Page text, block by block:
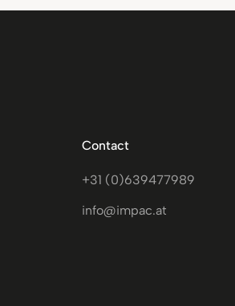
Contact
+31 (0)639477989
info@impac.at